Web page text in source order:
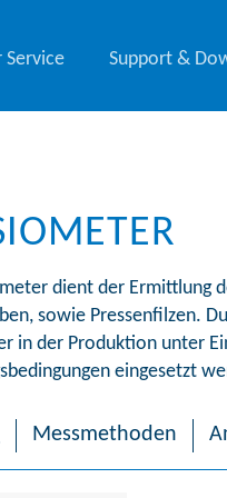
Support &
dient der Ermittlung
sowie Pressenfilzen.
in der Produktion unter
eingesetzt
Messmethoden